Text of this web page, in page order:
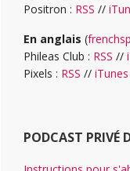
Positron : RSS //
En anglais (
Phileas Club : RSS //
Pixels : RSS // iTunes
PODCAST PRIVÉ